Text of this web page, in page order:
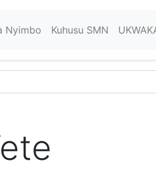
Nyimbo Kuhusu SMN